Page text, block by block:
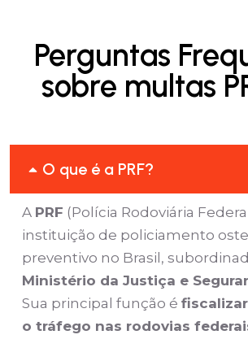
Perguntas
sobre multas
O que é a PRF?
A PRF (Polícia Rodoviária
instituição de policiamento
preventivo no Brasil,
Ministério da Justiça e
Sua principal função é
o tráfego nas rodovias